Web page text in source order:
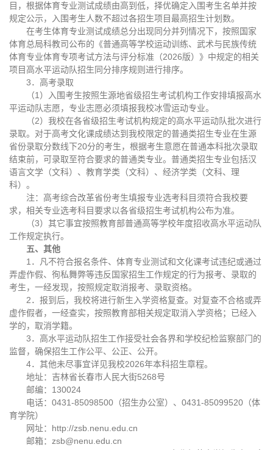
目，根据体育专业测试成绩由高到低，择优确定入围考生名单并按
规定公示，入围考生人数不超过各招生项目最高招生计划数。
在考生体育专业测试成绩总分出现同分并列情况下，按照国家
体育总局科教司公布的《普通高等学校运动训练、武术与民族传统
体育专业体育专项考试方法与评分标准（2026版）》中规定的相关
项目高水平运动队招生同分排序规则进行排序。
3．高考录取
（1）入围考生按照生源地省级招生考试机构工作安排填报高水
平运动队志愿，专业志愿必须填报我校冰雪运动专业。
（2）我校在各省级招生考试机构规定的高水平运动队批次进行
录取。对于高考文化课成绩达到我校限定的普通类招生专业在生源
省份录取分数线下20分的考生，根据考生意愿在普通本科批次录取
结束前，可录取至符合要求的普通类专业。普通类招生专业包括汉
语言文学（文科）、教育学类（文科）、经济学类（文科、理
科）。
注：高考综合改革省份考生填报专业选考科目须符合我校要
求，相关专业选考科目要求以各省级招生考试机构公布为准。
（3）其它事宜按照教育部普通高等学校年度招收高水平运动队
工作规定执行。
五、其他
1．凡不符合报名条件、体育专业测试和文化课考试违纪或通过
弄虚作假、徇私舞弊等违反国家招生工作规定的行为报考、录取的
考生，一经发现，按照规定取消报考、录取资格。
2．报到后，我校将进行新生入学资格复查。对复查不合格或弄
虚作假者，一经查实，按照教育部相关规定取消入学资格；已经入
学的，取消学籍。
3．高水平运动队招生工作接受社会各界和学校纪检监察部门的
监督，确保招生工作公平、公正、公开。
4．其他未尽事宜详见我校2026年本科招生章程。
地址：吉林省长春市人民大街5268号
邮编：130024
电话：0431-85098500（招生办公室）、0431-85099520（体
育学院）
网址：http://zsb.nenu.edu.cn
邮箱：zsb@nenu.edu.cn